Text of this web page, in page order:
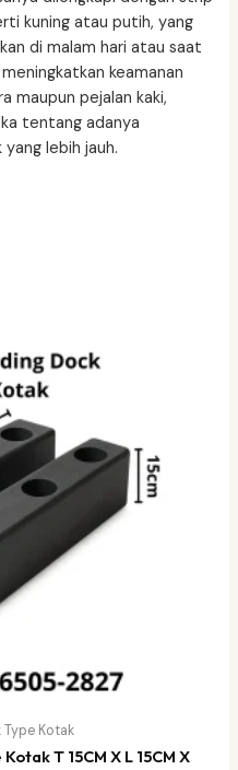
kuning atau putih, yang
di malam hari atau saat
keamanan
maupun pejalan kaki,
tentang adanya
lebih jauh.
Kotak
T 15CM X L 15CM X